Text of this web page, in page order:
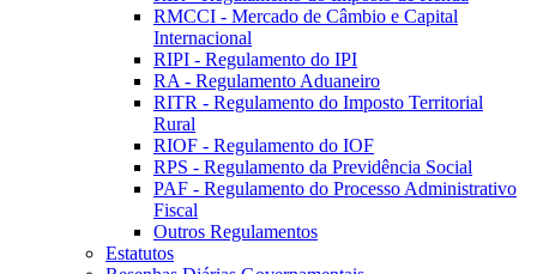
RMCCI - Mercado de Câmbio e Capital
Internacional
RIPI - Regulamento do IPI
RA - Regulamento Aduaneiro
RITR - Regulamento do Imposto Territorial
Rural
RIOF - Regulamento do IOF
RPS - Regulamento da Previdência Social
PAF - Regulamento do Processo Administrativo
Fiscal
Outros Regulamentos
Estatutos